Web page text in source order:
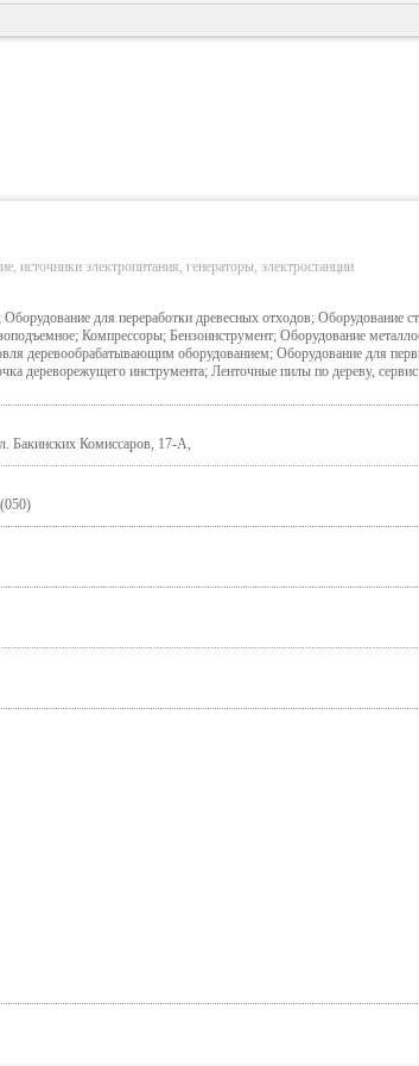
источники электропитания, генераторы, электростанции
для переработки древесных отходов; Оборудование
Компрессоры; Бензоинструмент; Оборудование
деревообрабатывающим оборудованием; Оборудование для
дереворежущего инструмента; Ленточные пилы по дереву,
Бакинских Комиссаров, 17-А,